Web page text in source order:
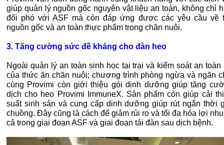
giúp quản lý nguồn gốc nguyên vật liệu an toàn, không chỉ
đối phó với ASF mà còn đáp ứng được các yêu cầu về
nguồn gốc và an toàn thực phẩm trong chăn nuôi.
3. Tăng cường sức đề kháng cho đàn heo
Ngoài quản lý an toàn sinh học tại trại và kiểm soát an toàn
của thức ăn chăn nuôi; chương trình phòng ngừa và ngăn
cùng Provimi còn giới thiệu gói dinh dưỡng giúp tăng
dịch cho heo Provimi ImmuneX. Sản phẩm còn giúp cải
suất sinh sản và cung cấp dinh dưỡng giúp rút ngắn thời
chuồng. Đây cũng là cách để giảm rủi ro và tối đa hóa lợi
cả trong giai đoạn ASF và giai đoạn tái đàn sau dịch bệnh.